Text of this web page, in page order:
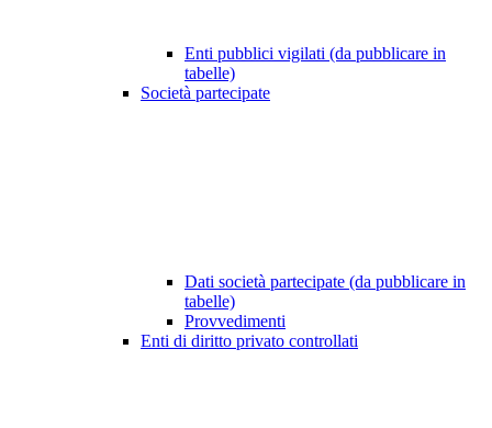
Enti pubblici vigilati (da pubblicare in
tabelle)
Società partecipate
Dati società partecipate (da pubblicare in
tabelle)
Provvedimenti
Enti di diritto privato controllati